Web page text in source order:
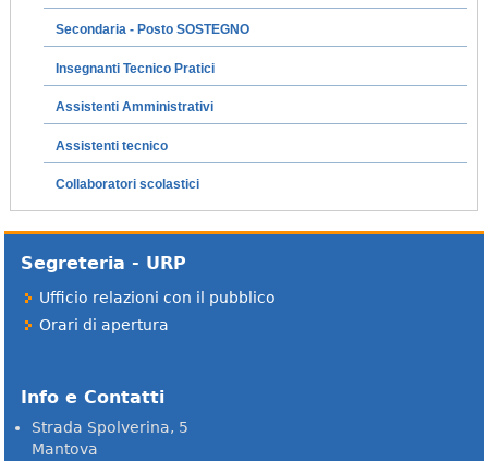
Secondaria - Posto SOSTEGNO
Insegnanti Tecnico Pratici
Assistenti Amministrativi
Assistenti tecnico
Collaboratori scolastici
Segreteria - URP
Ufficio relazioni con il pubblico
Orari di apertura
Info e Contatti
Strada Spolverina, 5
Mantova